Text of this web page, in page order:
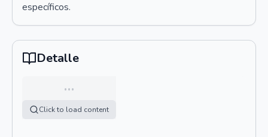
específicos.
Detalle
…
Click to load content